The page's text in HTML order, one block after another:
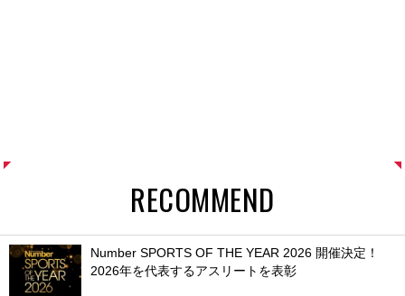
RECOMMEND
Number SPORTS OF THE YEAR 2026 開催決定！
2026年を代表するアスリートを表彰